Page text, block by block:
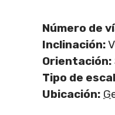
Número de
Inclinación:
Orientación:
Tipo de
Ubicación: